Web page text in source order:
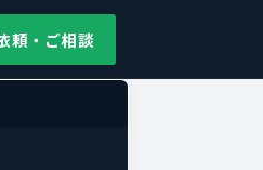
頼・ご相談